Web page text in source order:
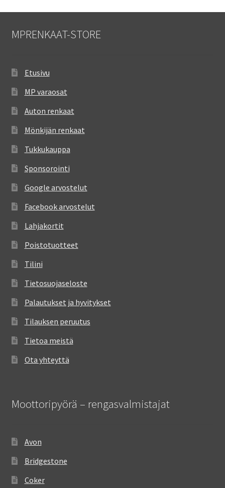
MPRENKAAT-STORE
Etusivu
MP varaosat
Auton renkaat
Mönkijän renkaat
Tukkukauppa
Sponsorointi
Google arvostelut
Facebook arvostelut
Lahjakortit
Poistotuotteet
Tilini
Tietosuojaseloste
Palautukset ja hyvitykset
Tilauksen peruutus
Tietoa meistä
Ota yhteyttä
Moottoripyörä – rengasvalmistajat
Avon
Bridgestone
Coker